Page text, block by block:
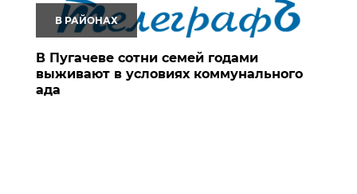
В РАЙОНАХ
В Пугачеве сотни семей годами
выживают в условиях коммунального
ада